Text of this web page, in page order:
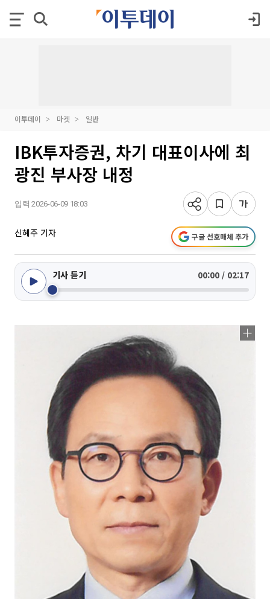
이투데이 마켓 일반
IBK투자증권, 차기 대표이사에 최
광진 부사장 내정
입력 2026-06-09 18:03
신혜주 기자 구글 선호매체 추가
기사 듣기 00:00 / 02:17